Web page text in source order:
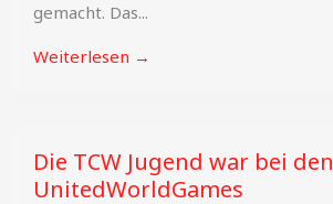
gemacht. Das...
Weiterlesen →
Die TCW Jugend war bei den
UnitedWorldGames